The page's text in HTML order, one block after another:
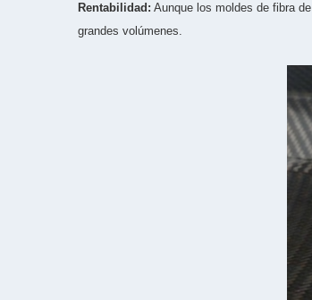
Rentabilidad: Aunque los moldes de fibra
grandes volúmenes.